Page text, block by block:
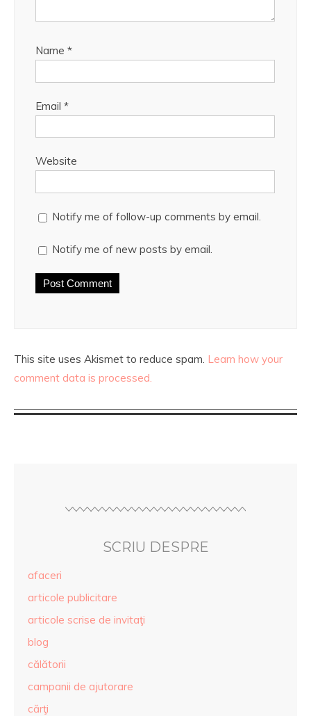
Name *
Email *
Website
Notify me of follow-up comments by email.
Notify me of new posts by email.
This site uses Akismet to reduce spam. Learn how your
comment data is processed.
SCRIU DESPRE
afaceri
articole publicitare
articole scrise de invitaţi
blog
călătorii
campanii de ajutorare
cărţi